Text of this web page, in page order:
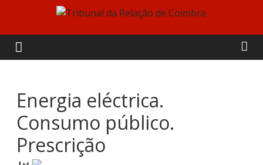
content
Tribunal
da
Relação
de
Energia eléctrica.
Consumo público.
Prescrição